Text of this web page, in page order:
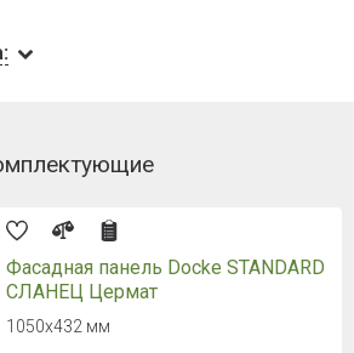
Фасадная панель Docke STANDARD
СЛАНЕЦ Цермат
1050х432 мм